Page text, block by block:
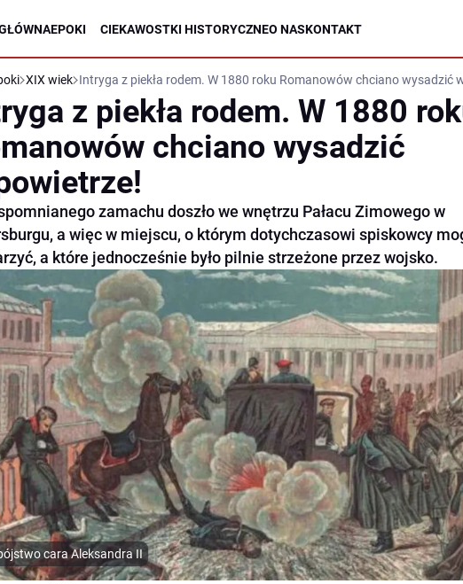
EPOKI CIEKAWOSTKI HISTORYCZNEO NASKONTAKT
XIX wiek Intryga z piekła rodem. W 1880 roku Romanowów chciano wysadzić
z piekła rodem. W 1880
chciano wysadzić
zamachu doszło we wnętrzu Pałacu Zimowego w
a więc w miejscu, o którym dotychczasowi spiskowcy
a które jednocześnie było pilnie strzeżone przez wojsko.
cara Aleksandra II